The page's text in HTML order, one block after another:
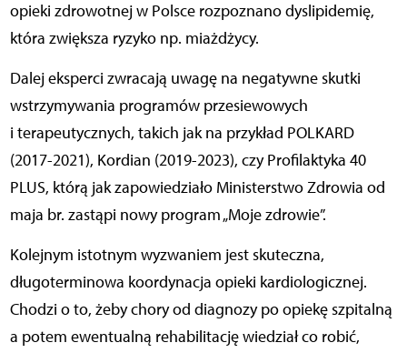
opieki zdrowotnej w Polsce rozpoznano dyslipidemię,
która zwiększa ryzyko np. miażdżycy.
Dalej eksperci zwracają uwagę na negatywne skutki
wstrzymywania programów przesiewowych
i terapeutycznych, takich jak na przykład POLKARD
(2017-2021), Kordian (2019-2023), czy Profilaktyka 40
PLUS, którą jak zapowiedziało Ministerstwo Zdrowia od
maja br. zastąpi nowy program „Moje zdrowie”.
Kolejnym istotnym wyzwaniem jest skuteczna,
długoterminowa koordynacja opieki kardiologicznej.
Chodzi o to, żeby chory od diagnozy po opiekę szpitalną
a potem ewentualną rehabilitację wiedział co robić,